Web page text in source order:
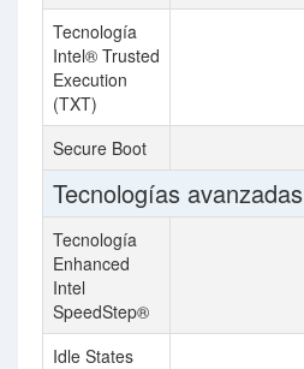
Tecnología
Intel® Trusted
Execution
(TXT)
Secure Boot
Tecnologías avanzadas
Tecnología
Enhanced
Intel
SpeedStep®
Idle States